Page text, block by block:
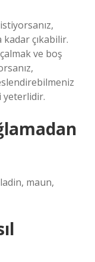
çıkabilir.
ve boş
yeterlidir.
maun,